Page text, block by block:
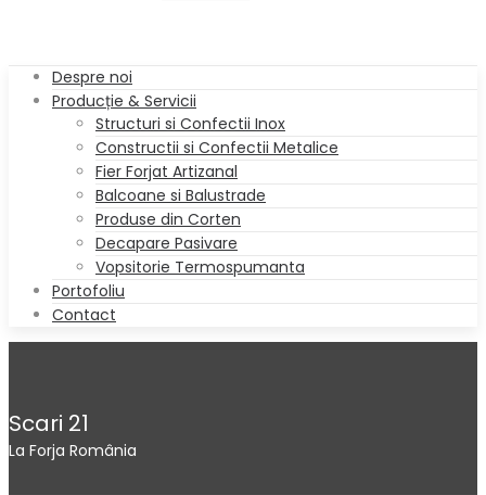
Despre noi
Producție & Servicii
Structuri si Confectii Inox
Constructii si Confectii Metalice
Fier Forjat Artizanal
Balcoane si Balustrade
Produse din Corten
Decapare Pasivare
Vopsitorie Termospumanta
Portofoliu
Contact
Scari 21
La Forja România